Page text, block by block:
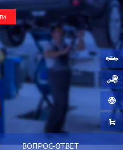
ВОПРОС-ОТВЕТ